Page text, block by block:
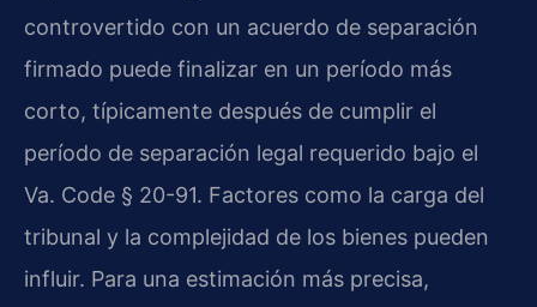
controvertido con un acuerdo de separación
firmado puede finalizar en un período más
corto, típicamente después de cumplir el
período de separación legal requerido bajo el
Va. Code § 20-91. Factores como la carga del
tribunal y la complejidad de los bienes pueden
influir. Para una estimación más precisa,